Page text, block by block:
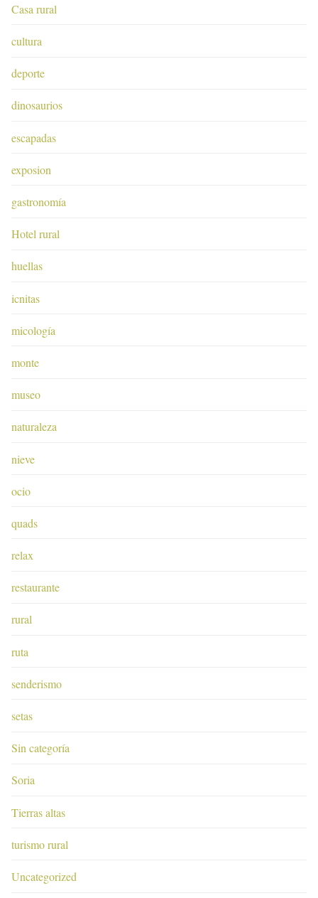
Casa rural
cultura
deporte
dinosaurios
escapadas
exposion
gastronomía
Hotel rural
huellas
icnitas
micología
monte
museo
naturaleza
nieve
ocio
quads
relax
restaurante
rural
ruta
senderismo
setas
Sin categoría
Soria
Tierras altas
turismo rural
Uncategorized